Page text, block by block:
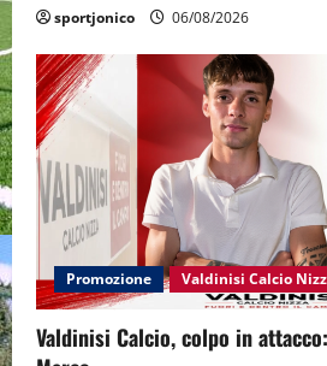
sportjonico 06/08/2026
Promozione Valdinisi Calcio
Valdinisi Calcio, colpo in